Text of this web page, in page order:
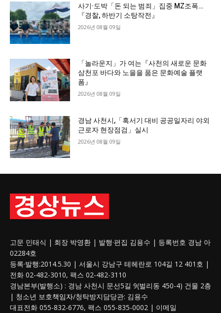
사기·도박「돈 되는 범죄」집중 MZ조폭…
『경찰, 하반기 소탕작전』
2026년 08월 09일
「놀라운지」가 여는『사천의 새로운 문화
삼천포 바다와 노을을 품은 문화예술 플랫
폼』
2026년 08월 09일
경남 사천시,「혹서기 대비 공공일자리 야외
근로자 현장점검」실시
2026년 08월 09일
고문 민태식 | 회장 박영환 | 발행·편집 김용수 | 등록번호 경남 아
02284호
등록·발행:2014.5.30 | 서울시 강남구 테헤란로 104길 12 401호 |
전화 02-482-3010, 팩스 02-482-3110
경남본부(발행소) : 경남 사천시 문선5길 9(벌리동 450-4) 건물 2층
| 청소년 보호책임자/청탁방지담당관: 김용수
대표전화 055-832-6776, 팩스 055-835-0002 | 이메일